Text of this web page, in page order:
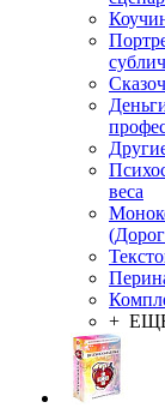
веса
+